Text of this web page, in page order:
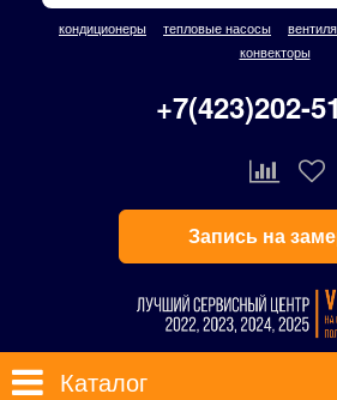
кондиционеры тепловые насосы
конвекторы
+7(423)202-
Запись на
Каталог